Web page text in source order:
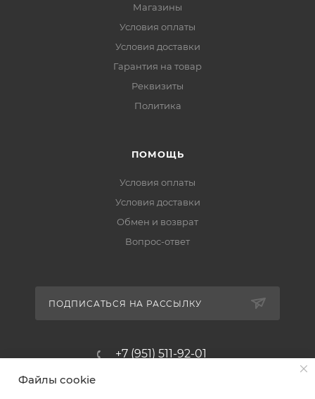
Магазины
Условия оплаты
Условия доставки
Гарантия на товар
Реквизиты
Политика
ПОМОЩЬ
Условия оплаты
Условия доставки
Обмен и возврат
Вопрос-ответ
ПОДПИСАТЬСЯ НА РАССЫЛКУ
+7 (951) 511-92-01
Файлы cookie